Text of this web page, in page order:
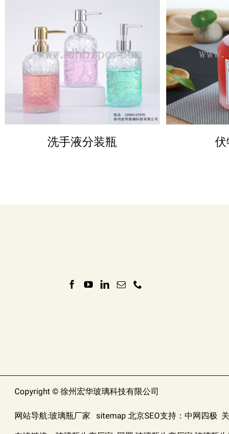
DETAILS
洗手液分装瓶
Copyright © 徐州宏华玻璃科技有限公司
网站导航:玻璃瓶厂家 sitemap 北京SEO支持： 中网四极